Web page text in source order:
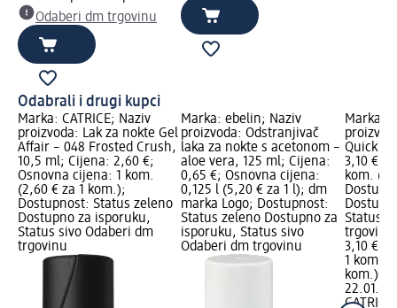
Odaberi dm trgovinu
Odabrali i drugi kupci
Marka: CATRICE; Naziv
proizvoda: Lak za nokte Gel
Affair – 048 Frosted Crush,
10,5 ml; Cijena: 2,60 €;
Osnovna cijena: 1 kom.
(2,60 € za 1 kom.);
Dostupnost: Status zeleno
Dostupno za isporuku,
Status sivo Odaberi dm
trgovinu
Marka: ebelin; Naziv
proizvoda: Odstranjivač
laka za nokte s acetonom –
aloe vera, 125 ml; Cijena:
0,65 €; Osnovna cijena:
0,125 l (5,20 € za 1 l); dm
marka Logo; Dostupnost:
Status zeleno Dostupno za
isporuku, Status sivo
Odaberi dm trgovinu
Marka:
Quick
3,10 €;
kom.
Status
trgovinu
3,10 €
1 kom.
kom.)
CATRICE